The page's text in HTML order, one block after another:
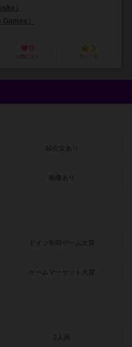
）
）
0
お気に入り
3
持ってる
紹介文あり
画像あり
ドイツ年間ゲーム大賞
ゲームマーケット大賞
2人用